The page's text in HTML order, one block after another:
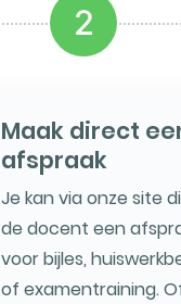
2
Maak direct
afspraak
Je kan via onze site
de docent een
voor bijles,
of examentraining.